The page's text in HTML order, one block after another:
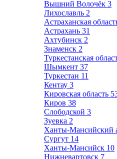
Вышний Волочёк 3
Лихославль 2
Астраханская
Астрахань 31
Ахтубинск 2
Знаменск 2
Туркестанская
Шымкент 37
Туркестан 11
Кентау 3
Кировская область
Киров 38
Слободской 3
Зуевка 2
Ханты-Мансийский
Сургут 14
Ханты-Мансийск 10
Нижневартовск 7